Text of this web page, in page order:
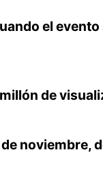
el
de
noviembre,